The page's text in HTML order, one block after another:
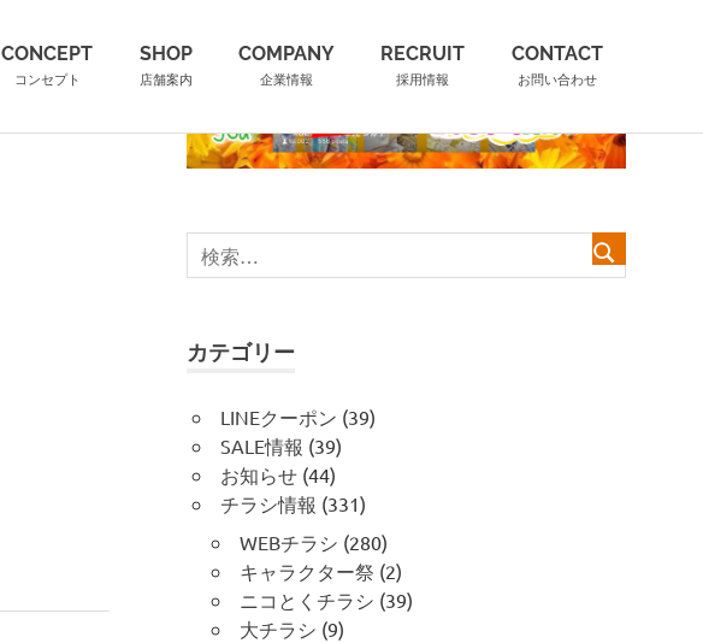
CONCEPT
コンセプト
SHOP
店舗案内
COMPANY
企業情報
RECRUIT
採用情報
CONTACT
お問い合わせ
カテゴリー
LINEクーポン (39)
SALE情報 (39)
お知らせ (44)
チラシ情報 (331)
WEBチラシ (280)
キャラクター祭 (2)
ニコとくチラシ (39)
大チラシ (9)